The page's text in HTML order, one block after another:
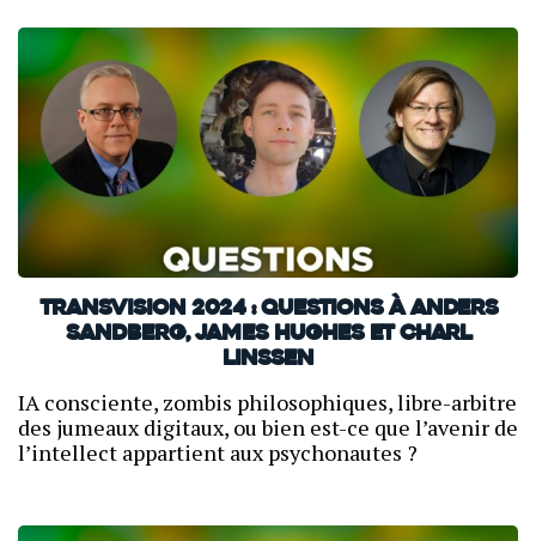
TransVision 2024 : Questions à Anders
Sandberg, James Hughes et Charl
Linssen
IA consciente, zombis philosophiques, libre-arbitre
des jumeaux digitaux, ou bien est-ce que l’avenir de
l’intellect appartient aux psychonautes ?